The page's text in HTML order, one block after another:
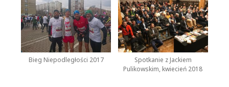
Bieg Niepodległości 2017
Spotkanie z Jackiem
Pulikowskim, kwiecień 2018